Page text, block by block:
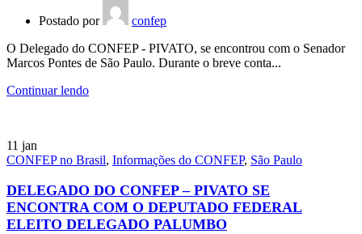
Postado por
confep
O Delegado do CONFEP - PIVATO, se encontrou com o Senador
Marcos Pontes de São Paulo. Durante o breve conta...
Continuar lendo
11 jan
CONFEP no Brasil, Informações do CONFEP, São Paulo
DELEGADO DO CONFEP – PIVATO SE
ENCONTRA COM O DEPUTADO FEDERAL
ELEITO DELEGADO PALUMBO